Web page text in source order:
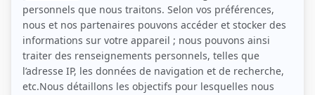
ROGER RACINE
Liens
Fiche de Roger Racine sur Showbizz.net